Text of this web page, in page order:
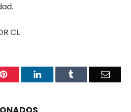
CL
Pinterest LinkedIn Email